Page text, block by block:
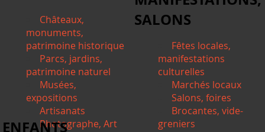
Châteaux,
monuments,
patrimoine historique
Parcs, jardins,
patrimoine naturel
Musées,
expositions
Artisanats
Photographe, Art
SALONS
Fêtes locales,
manifestations
culturelles
Marchés locaux
Salons, foires
Brocantes, vide-
greniers
ENFANTS